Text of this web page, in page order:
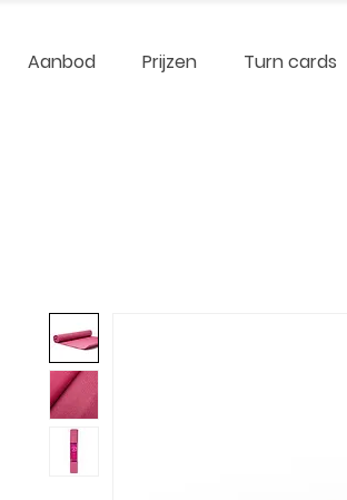
Aanbod Prijzen Turn cards